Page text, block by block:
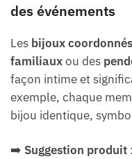
des événements
Les bijoux coordonnés
familiauxou des
façon intime et
exemple, chaque
bijou identique,
➡️ Suggestion produit